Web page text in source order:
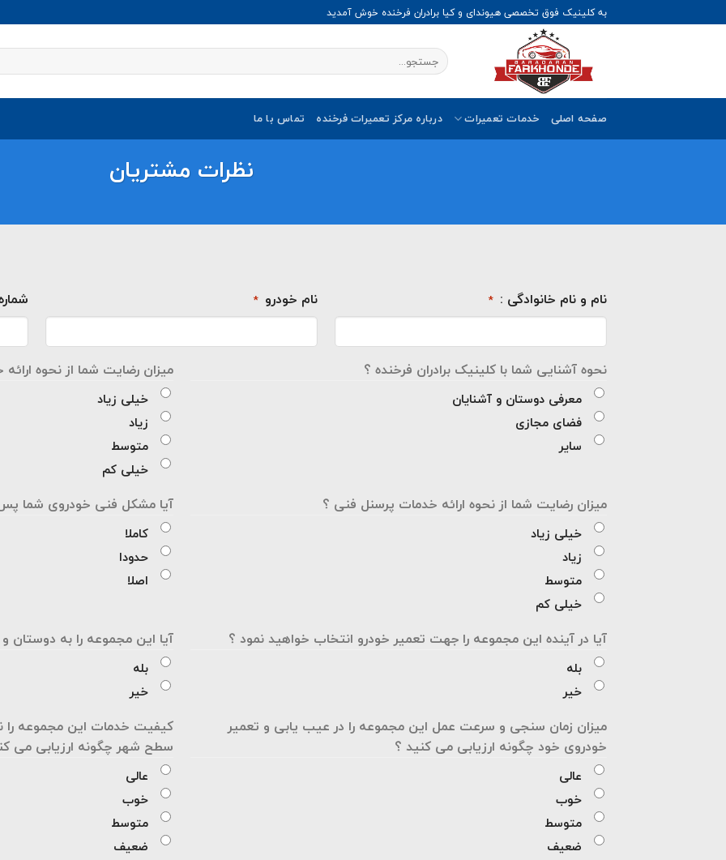
to
به کلینیک فوق تخصصی هیوندای و کیا برادران فرخنده خوش آمدید
صفحه اصلی خدمات تعمیرات درباره مرکز تعمیرات فرخنده تماس با ما
نظرات مشتریان
نام و نام خانوادگی : * نام خودرو *
نحوه آشنایی شما با کلینیک برادران فرخنده ؟
معرفی دوستان و آشنایان
فضای مجازی
سایر
میزان رضایت شما از نحوه
خیلی زیاد
زیاد
متوسط
خیلی کم
میزان رضایت شما از نحوه ارائه خدمات پرسنل فنی ؟
خیلی زیاد
زیاد
متوسط
خیلی کم
آیا مشکل فنی خودروی شما پس
کاملا
حدودا
اصلا
آیا در آینده این مجموعه را جهت تعمیر خودرو انتخاب خواهید نمود ؟
بله
خیر
آیا این مجموعه را به دوستان
بله
خیر
میزان زمان سنجی و سرعت عمل این مجموعه را در عیب یابی و تعمیر
خودروی خود چگونه ارزیابی می کنید ؟
عالی
خوب
متوسط
ضعیف
کیفیت خدمات این مجموعه را
سطح شهر چگونه ارزیابی می
عالی
خوب
متوسط
ضعیف